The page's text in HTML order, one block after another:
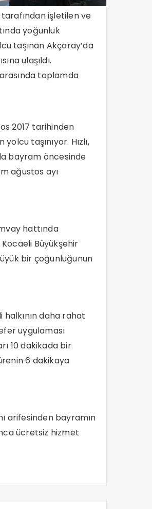
işletilen ve
yoğunluk
taşınan Akçaray’da
ulaşıldı.
toplamda
2017 tarihinden
taşınıyor. Hızlı,
bayram öncesinde
ağustos ayı
hattında
Büyükşehir
bir çoğunluğunun
halkının daha rahat
uygulaması
10 dakikada bir
6 dakikaya
arifesinden bayramın
ücretsiz hizmet